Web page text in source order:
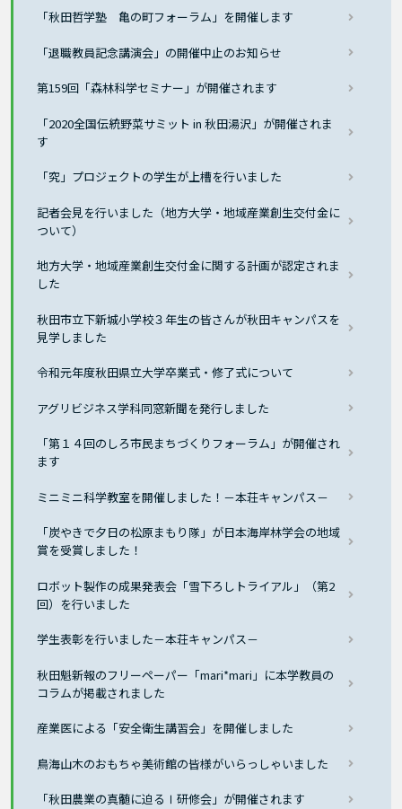
「秋田哲学塾 亀の町フォーラム」を開催します
「退職教員記念講演会」の開催中止のお知らせ
第159回「森林科学セミナー」が開催されます
「2020全国伝統野菜サミット in 秋田湯沢」が開催されま
す
「究」プロジェクトの学生が上槽を行いました
記者会見を行いました（地方大学・地域産業創生交付金に
ついて）
地方大学・地域産業創生交付金に関する計画が認定されま
した
秋田市立下新城小学校３年生の皆さんが秋田キャンパスを
見学しました
令和元年度秋田県立大学卒業式・修了式について
アグリビジネス学科同窓新聞を発行しました
「第１４回のしろ市民まちづくりフォーラム」が開催され
ます
ミニミニ科学教室を開催しました！－本荘キャンパス－
「炭やきで夕日の松原まもり隊」が日本海岸林学会の地域
賞を受賞しました！
ロボット製作の成果発表会「雪下ろしトライアル」（第2
回）を行いました
学生表彰を行いました－本荘キャンパス－
秋田魁新報のフリーペーパー「mari*mari」に本学教員の
コラムが掲載されました
産業医による「安全衛生講習会」を開催しました
鳥海山木のおもちゃ美術館の皆様がいらっしゃいました
「秋田農業の真髄に迫るⅠ研修会」が開催されます